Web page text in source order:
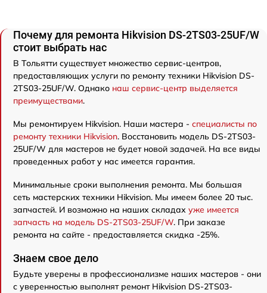
Почему для ремонта Hikvision DS-2TS03-25UF/W
стоит выбрать нас
В Тольятти существует множество сервис-центров,
предоставляющих услуги по ремонту техники Hikvision DS-
2TS03-25UF/W. Однако наш сервис-центр выделяется
преимуществами.
Мы ремонтируем Hikvision. Наши мастера - специалисты по
ремонту техники Hikvision. Восстановить модель DS-2TS03-
25UF/W для мастеров не будет новой задачей. На все виды
проведенных работ у нас имеется гарантия.
Минимальные сроки выполнения ремонта. Мы большая
сеть мастерских техники Hikvision. Мы имеем более 20 тыс.
запчастей. И возможно на наших складах уже имеется
запчасть на модель DS-2TS03-25UF/W. При заказе
ремонта на сайте - предоставляется скидка -25%.
Знаем свое дело
Будьте уверены в профессионализме наших мастеров - они
с уверенностью выполнят ремонт Hikvision DS-2TS03-